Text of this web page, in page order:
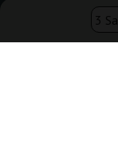
Shop wechseln: